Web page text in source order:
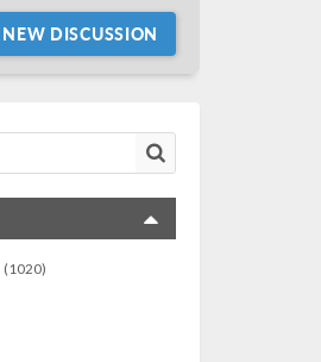
NEW DISCUSSION
(1020)